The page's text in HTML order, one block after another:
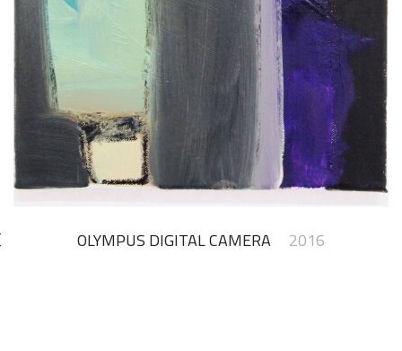
OLYMPUS DIGITAL CAMERA 2016